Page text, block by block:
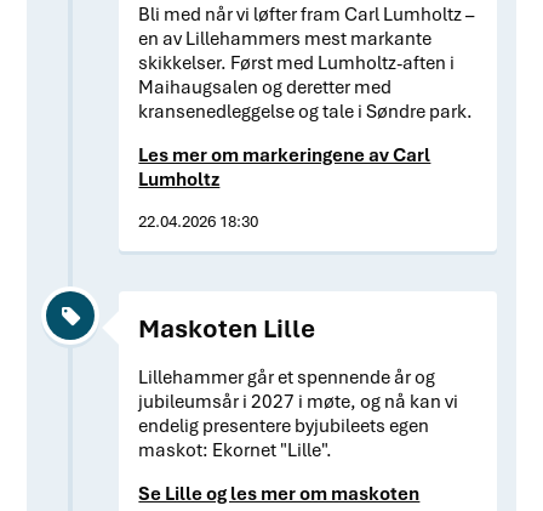
Bli med når vi løfter fram Carl Lumholtz –
en av Lillehammers mest markante
skikkelser. Først med Lumholtz-aften i
Maihaugsalen og deretter med
kransenedleggelse og tale i Søndre park.
Les mer om markeringene av Carl
Lumholtz
22.04.2026 18:30
Maskoten Lille
Lillehammer går et spennende år og
jubileumsår i 2027 i møte, og nå kan vi
endelig presentere byjubileets egen
maskot: Ekornet "Lille".
Se Lille og les mer om maskoten